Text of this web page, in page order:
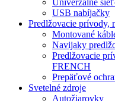
Univerzálne
USB nabíjačky
Predlžovacie prívody,
Montované
Navijaky
Predlžovacie
FRENCH
Prepäťové
Svetelné zdroje
Autožiarovky